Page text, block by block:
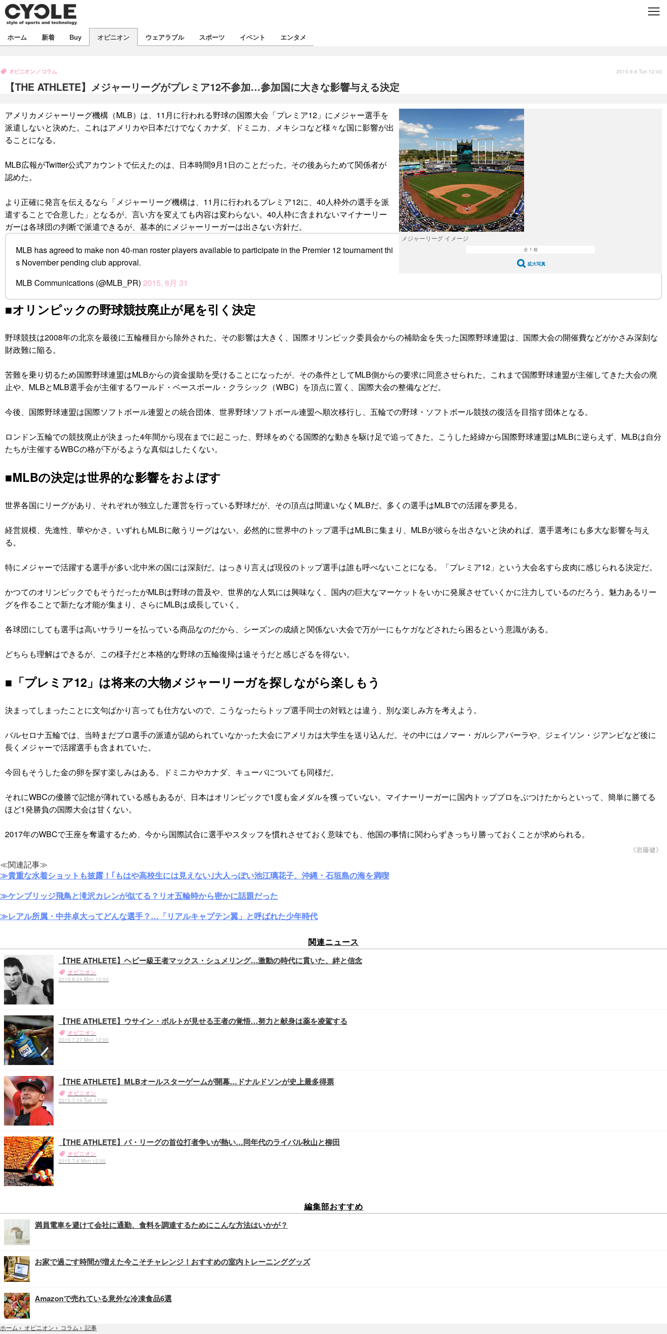
C
飲食
ボイス
デバイス
ビジネス
海外
スポーツ
短信
まとめ
選手
写真
イベント
スポーツ
文化
エンタメ
出版／映画
ファッション
デザイン
写真
動画
政治
ハウツー
ホーム 新着 Buy オピニオン ウェアラブル スポーツ イベント エンタメ
【THE ATHLETE】メジャーリーグがプレミア12不参加…参加国に大きな影響与える決定
オピニオン コラム 2015.9.8 Tue 12:00
メジャーリーグ イメージ
全 1 枚
拡大写真
アメリカメジャーリーグ機構（MLB）は、11月に行われる野球の国際大会「プレミア12」にメジャー選手を
派遣しないと決めた。これはアメリカや日本だけでなくカナダ、ドミニカ、メキシコなど様々な国に影響が出
ることになる。
MLB広報がTwitter公式アカウントで伝えたのは、日本時間9月1日のことだった。その後あらためて関係者が
認めた。
より正確に発言を伝えるなら「メジャーリーグ機構は、11月に行われるプレミア12に、40人枠外の選手を派
遣することで合意した」となるが、言い方を変えても内容は変わらない。40人枠に含まれないマイナーリー
ガーは各球団の判断で派遣できるが、基本的にメジャーリーガーは出さない方針だ。
MLB has agreed to make non 40-man roster players available to participate in the Premier 12 tournament thi
s November pending club approval.
MLB Communications (@MLB_PR) 2015, 8月 31
■オリンピックの野球競技廃止が尾を引く決定
野球競技は2008年の北京を最後に五輪種目から除外された。その影響は大きく、国際オリンピック委員会からの補助金を失った国際野球連盟は、国際大会の開催費などがかさみ深刻な
財政難に陥る。
苦難を乗り切るため国際野球連盟はMLBからの資金援助を受けることになったが、その条件としてMLB側からの要求に同意させられた。これまで国際野球連盟が主催してきた大会の廃
止や、MLBとMLB選手会が主催するワールド・ベースボール・クラシック（WBC）を頂点に置く、国際大会の整備などだ。
今後、国際野球連盟は国際ソフトボール連盟との統合団体、世界野球ソフトボール連盟へ順次移行し、五輪での野球・ソフトボール競技の復活を目指す団体となる。
ロンドン五輪での競技廃止が決まった4年間から現在までに起こった、野球をめぐる国際的な動きを駆け足で追ってきた。こうした経緯から国際野球連盟はMLBに逆らえず、MLBは自分
たちが主催するWBCの格が下がるような真似はしたくない。
■MLBの決定は世界的な影響をおよぼす
世界各国にリーグがあり、それぞれが独立した運営を行っている野球だが、その頂点は間違いなくMLBだ。多くの選手はMLBでの活躍を夢見る。
経営規模、先進性、華やかさ。いずれもMLBに敵うリーグはない。必然的に世界中のトップ選手はMLBに集まり、MLBが彼らを出さないと決めれば、選手選考にも多大な影響を与え
る。
特にメジャーで活躍する選手が多い北中米の国には深刻だ。はっきり言えば現役のトップ選手は誰も呼べないことになる。「プレミア12」という大会名すら皮肉に感じられる決定だ。
かつてのオリンピックでもそうだったがMLBは野球の普及や、世界的な人気には興味なく、国内の巨大なマーケットをいかに発展させていくかに注力しているのだろう。魅力あるリー
グを作ることで新たな才能が集まり、さらにMLBは成長していく。
各球団にしても選手は高いサラリーを払っている商品なのだから、シーズンの成績と関係ない大会で万が一にもケガなどされたら困るという意識がある。
どちらも理解はできるが、この様子だと本格的な野球の五輪復帰は遠そうだと感じざるを得ない。
■「プレミア12」は将来の大物メジャーリーガを探しながら楽しもう
決まってしまったことに文句ばかり言っても仕方ないので、こうなったらトップ選手同士の対戦とは違う、別な楽しみ方を考えよう。
バルセロナ五輪では、当時まだプロ選手の派遣が認められていなかった大会にアメリカは大学生を送り込んだ。その中にはノマー・ガルシアパーラや、ジェイソン・ジアンビなど後に
長くメジャーで活躍選手も含まれていた。
今回もそうした金の卵を探す楽しみはある。ドミニカやカナダ、キューバについても同様だ。
それにWBCの優勝で記憶が薄れている感もあるが、日本はオリンピックで1度も金メダルを獲っていない。マイナーリーガーに国内トッププロをぶつけたからといって、簡単に勝てる
ほど1発勝負の国際大会は甘くない。
2017年のWBCで王座を奪還するため、今から国際試合に選手やスタッフを慣れさせておく意味でも、他国の事情に関わらずきっちり勝っておくことが求められる。
《岩藤健》
≪関連記事≫
≫貴重な水着ショットも披露！｢もはや高校生には見えない｣大人っぽい池江璃花子、沖縄・石垣島の海を満喫
≫ケンブリッジ飛鳥と滝沢カレンが似てる？リオ五輪時から密かに話題だった
≫レアル所属・中井卓大ってどんな選手？…「リアルキャプテン翼」と呼ばれた少年時代
関連ニュース
【THE ATHLETE】ヘビー級王者マックス・シュメリング…激動の時代に貫いた、絆と信念
オピニオン
2015.8.24 Mon 12:00
【THE ATHLETE】ウサイン・ボルトが見せる王者の覚悟…努力と献身は薬を凌駕する
オピニオン
2015.7.27 Mon 12:00
【THE ATHLETE】MLBオールスターゲームが開幕…ドナルドソンが史上最多得票
オピニオン
2015.7.14 Tue 17:00
【THE ATHLETE】パ・リーグの首位打者争いが熱い…同年代のライバル秋山と柳田
オピニオン
2015.7.6 Mon 12:00
編集部おすすめ
満員電車を避けて会社に通勤、食料を調達するためにこんな方法はいかが？
お家で過ごす時間が増えた今こそチャレンジ！おすすめの室内トレーニンググッズ
Amazonで売れている意外な冷凍食品6選
ホーム › オピニオン › コラム › 記事